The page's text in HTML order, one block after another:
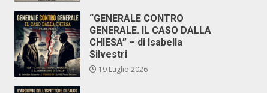
“GENERALE CONTRO
GENERALE. IL CASO DALLA
CHIESA” – di Isabella
Silvestri
19 Luglio 2026